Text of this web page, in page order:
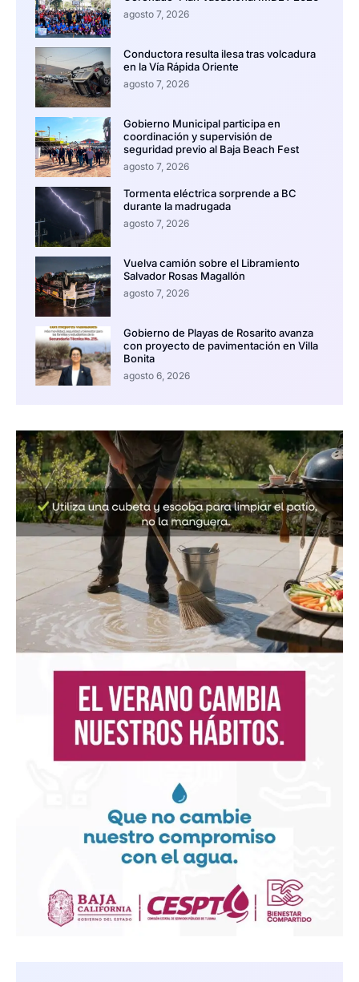
agosto 7, 2026
Conductora resulta ilesa tras volcadura
en la Vía Rápida Oriente
agosto 7, 2026
Gobierno Municipal participa en
coordinación y supervisión de
seguridad previo al Baja Beach Fest
agosto 7, 2026
Tormenta eléctrica sorprende a BC
durante la madrugada
agosto 7, 2026
Vuelva camión sobre el Libramiento
Salvador Rosas Magallón
agosto 7, 2026
Gobierno de Playas de Rosarito avanza
con proyecto de pavimentación en Villa
Bonita
agosto 6, 2026